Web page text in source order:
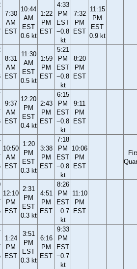
7:30
AM
EST
10:44
AM
EST
0.6 kt
1:22
PM
EST
4:33
PM
EST
−0.8
kt
7:32
PM
EST
11:15
PM
EST
0.9 kt
8:31
AM
EST
11:30
AM
EST
0.5 kt
1:59
PM
EST
5:21
PM
EST
−0.8
kt
8:20
PM
EST
9:37
AM
EST
12:20
PM
EST
0.4 kt
2:43
PM
EST
6:15
PM
EST
−0.8
kt
9:11
PM
EST
10:50
AM
EST
1:20
PM
EST
0.3 kt
3:38
PM
EST
7:18
PM
EST
−0.8
kt
10:06
PM
EST
12:10
PM
EST
2:31
PM
EST
0.3 kt
4:51
PM
EST
8:26
PM
EST
−0.7
kt
11:10
PM
EST
1:24
PM
EST
3:51
PM
EST
0.3 kt
6:16
PM
EST
9:33
PM
EST
−0.7
kt